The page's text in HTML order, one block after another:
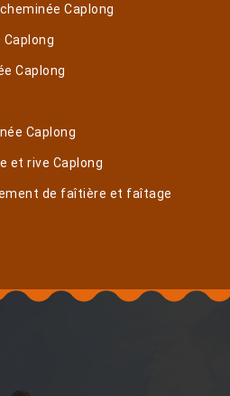
Caplong
Caplong
Caplong
et rive Caplong
de faîtière et faîtage